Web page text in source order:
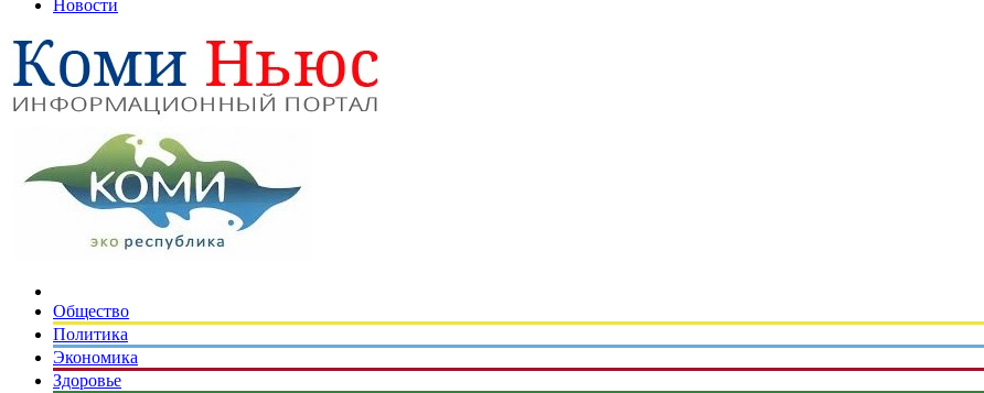
Новости
Общество
Политика
Экономика
Здоровье